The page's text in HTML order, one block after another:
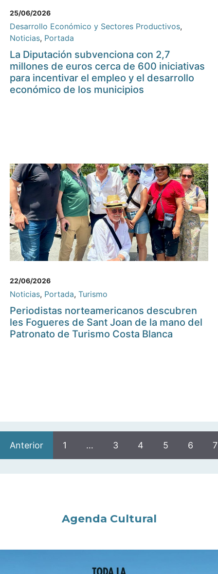
25/06/2026
Desarrollo Económico y Sectores Productivos,
Noticias, Portada
La Diputación subvenciona con 2,7
millones de euros cerca de 600 iniciativas
para incentivar el empleo y el desarrollo
económico de los municipios
22/06/2026
Noticias, Portada, Turismo
Periodistas norteamericanos descubren
les Fogueres de Sant Joan de la mano del
Patronato de Turismo Costa Blanca
Anterior 1 … 3 4 5 6 7
Agenda Cultural